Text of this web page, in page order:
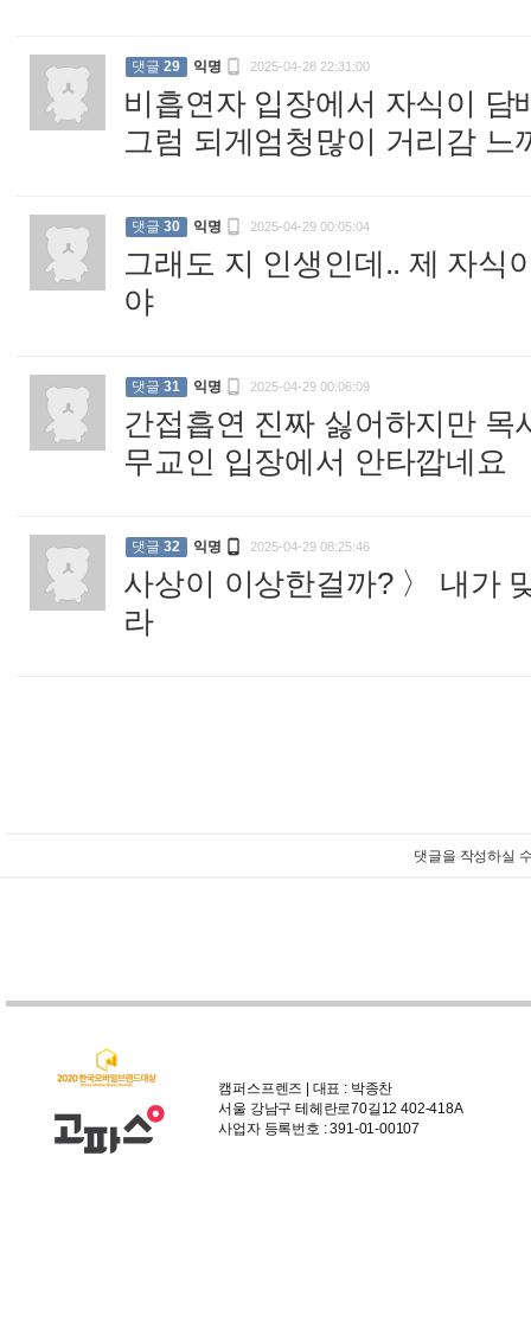
댓글 29 익명  2025-04-28 22:31:00
비흡연자 입장에서 자식이 담
그럼 되게엄청많이 거리감
댓글 30 익명  2025-04-29 00:05:04
그래도 지 인생인데.. 제 자식
야
댓글 31 익명  2025-04-29 00:06:09
간접흡연 진짜 싫어하지만
무교인 입장에서 안타깝네요
댓글 32 익명  2025-04-29 08:25:46
사상이 이상한걸까? 〉 내가
라
댓글을 작성하실
캠퍼스프렌즈 | 대표 : 박종찬
서울 강남구 테헤란로70길12 402-418A
사업자 등록번호 : 391-01-00107